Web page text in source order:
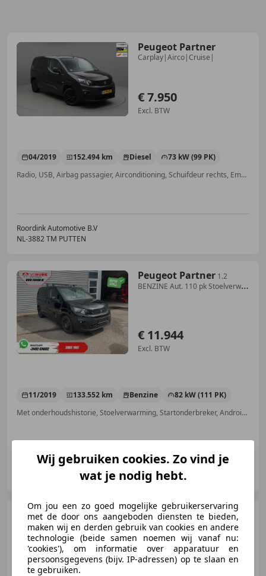
Peugeot Partner
Carplay|Airco|Cruise|
€ 7.950
Excl. BTW
04/2019 152.494 km Diesel
73 kW (99 PK)
Radio, USB, Airbag passagier, Airconditioning, Schuifdeur rechts, Emergency Brake Assist, Cruise control, Traction control
Roordink Automotive B.V
NL-3882 TM PUTTEN
Peugeot Partner 1.2
BENZINE Aut. 110 pk Stoelverw./
€ 11.944
Excl. BTW
11/2019 133.552 km Benzine
82 kW (111 PK)
Met onderhoudshistorie, Stoelverwarming, Startonderbreker, Android Auto, Electronic Stability Program, Dodehoekdetectie, Apple CarPlay, Alarm
Van den Hurk Bedrijfswagens
NL-5706 LD HELMOND
Peugeot Partner120 1.6
HDI L1 XR Airco Schuifdeur
Kastinrichting
Wij gebruiken cookies. Zo vind je
wat je nodig hebt.
Om jou een zo goed mogelijke gebruikerservaring
met de door ons aangeboden diensten te bieden,
maken wij en derden gebruik van cookies en andere
technologie (beide samen noemen wij vanaf nu:
'cookies'), om informatie over apparatuur en
persoonsgegevens (bijv. IP-adressen) op te slaan en
te gebruiken.